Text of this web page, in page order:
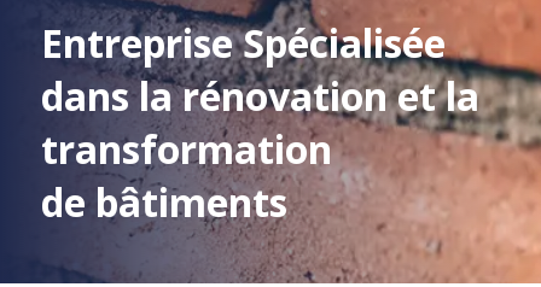
Entreprise Spécialisée
dans la rénovation et la
transformation
de bâtiments